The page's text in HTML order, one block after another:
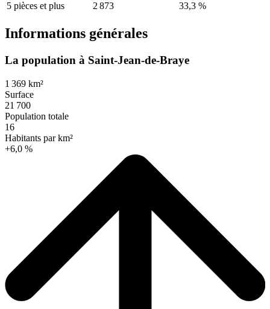
5 pièces et plus
2 873 33,3 %
Informations générales
La population à Saint-Jean-de-Braye
1 369 km²
Surface
21 700
Population totale
16
Habitants par km²
+6,0 %